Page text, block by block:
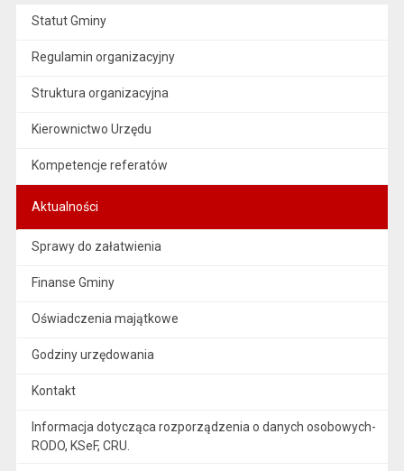
Statut Gminy
Regulamin organizacyjny
Struktura organizacyjna
Kierownictwo Urzędu
Kompetencje referatów
Aktualności
Sprawy do załatwienia
Finanse Gminy
Oświadczenia majątkowe
Godziny urzędowania
Kontakt
Informacja dotycząca rozporządzenia o danych osobowych-
RODO, KSeF, CRU.